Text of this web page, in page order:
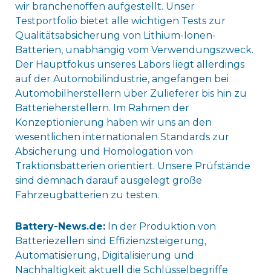
wir branchenoffen aufgestellt. Unser
Testportfolio bietet alle wichtigen Tests zur
Qualitätsabsicherung von Lithium-Ionen-
Batterien, unabhängig vom Verwendungszweck.
Der Hauptfokus unseres Labors liegt allerdings
auf der Automobilindustrie, angefangen bei
Automobilherstellern über Zulieferer bis hin zu
Batterieherstellern. Im Rahmen der
Konzeptionierung haben wir uns an den
wesentlichen internationalen Standards zur
Absicherung und Homologation von
Traktionsbatterien orientiert. Unsere Prüfstände
sind demnach darauf ausgelegt große
Fahrzeugbatterien zu testen.
Battery-News.de:In der Produktion von
Batteriezellen sind Effizienzsteigerung,
Automatisierung, Digitalisierung und
Nachhaltigkeit aktuell die Schlüsselbegriffe